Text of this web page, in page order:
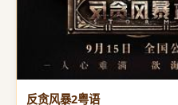
反贪风暴2粤语